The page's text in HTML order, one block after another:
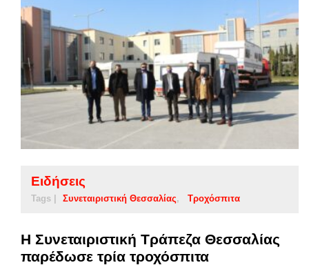
Ειδήσεις
Tags | Συνεταιριστική Θεσσαλίας Τροχόσπιτα
Η Συνεταιριστική Τράπεζα Θεσσαλίας
παρέδωσε τρία τροχόσπιτα